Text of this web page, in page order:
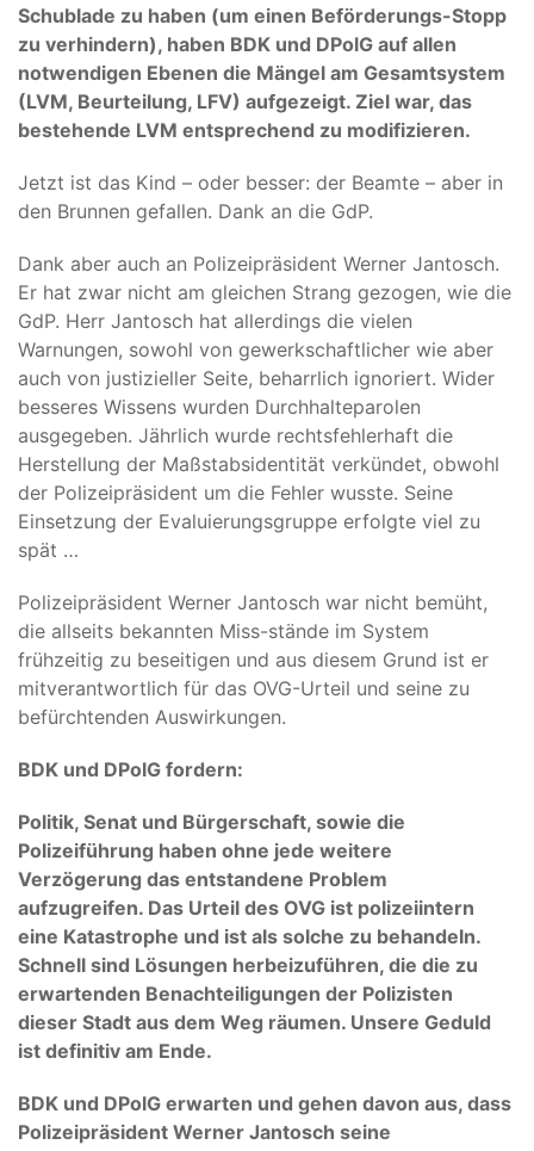
Schublade zu haben (um einen Beförderungs-Stopp
zu verhindern), haben BDK und DPolG auf allen
notwendigen Ebenen die Mängel am Gesamtsystem
(LVM, Beurteilung, LFV) aufgezeigt. Ziel war, das
bestehende LVM entsprechend zu modifizieren.
Jetzt ist das Kind – oder besser: der Beamte – aber in
den Brunnen gefallen. Dank an die GdP.
Dank aber auch an Polizeipräsident Werner Jantosch.
Er hat zwar nicht am gleichen Strang gezogen, wie die
GdP. Herr Jantosch hat allerdings die vielen
Warnungen, sowohl von gewerkschaftlicher wie aber
auch von justizieller Seite, beharrlich ignoriert. Wider
besseres Wissens wurden Durchhalteparolen
ausgegeben. Jährlich wurde rechtsfehlerhaft die
Herstellung der Maßstabsidentität verkündet, obwohl
der Polizeipräsident um die Fehler wusste. Seine
Einsetzung der Evaluierungsgruppe erfolgte viel zu
spät …
Polizeipräsident Werner Jantosch war nicht bemüht,
die allseits bekannten Miss-stände im System
frühzeitig zu beseitigen und aus diesem Grund ist er
mitverantwortlich für das OVG-Urteil und seine zu
befürchtenden Auswirkungen.
BDK und DPolG fordern:
Politik, Senat und Bürgerschaft, sowie die
Polizeiführung haben ohne jede weitere
Verzögerung das entstandene Problem
aufzugreifen. Das Urteil des OVG ist polizeiintern
eine Katastrophe und ist als solche zu behandeln.
Schnell sind Lösungen herbeizuführen, die die zu
erwartenden Benachteiligungen der Polizisten
dieser Stadt aus dem Weg räumen. Unsere Geduld
ist definitiv am Ende.
BDK und DPolG erwarten und gehen davon aus, dass
Polizeipräsident Werner Jantosch seine